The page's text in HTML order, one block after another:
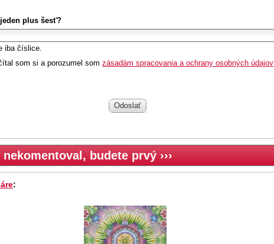
plus šesť?
iba číslice.
som si a porozumel som zásadám spracovania a ochrany osobných údajov
Odoslať
budete prvý ›››
: